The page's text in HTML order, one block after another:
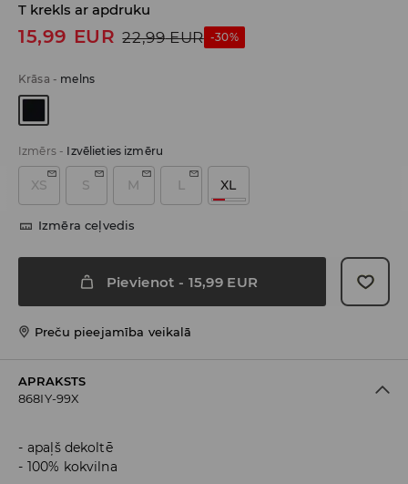
T krekls ar apdruku
15,99 EUR 22,99 EUR -30%
Krāsa - melns
Izmērs- Izvēlieties izmēru
XS S M L XL
Izmēra ceļvedis
Pievienot - 15,99 EUR
Preču pieejamība veikalā
APRAKSTS
868IY-99X
apaļš dekoltē
100% kokvilna